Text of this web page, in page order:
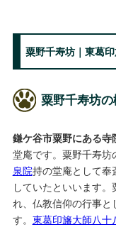
粟野千寿坊｜東葛
粟野千寿坊の
鎌ケ谷市粟野にある寺
堂庵です。粟野千寿坊
泉院持の堂庵として奉
していたといいます
れ、仏教信仰の行事と
す。 東葛印旛大師八十